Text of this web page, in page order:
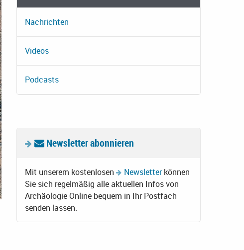
Nachrichten
Videos
Podcasts
Newsletter abonnieren
Mit unserem kostenlosen Newsletterkönnen
Sie sich regelmäßig alle aktuellen Infos von
Archäologie Online bequem in Ihr Postfach
senden lassen.